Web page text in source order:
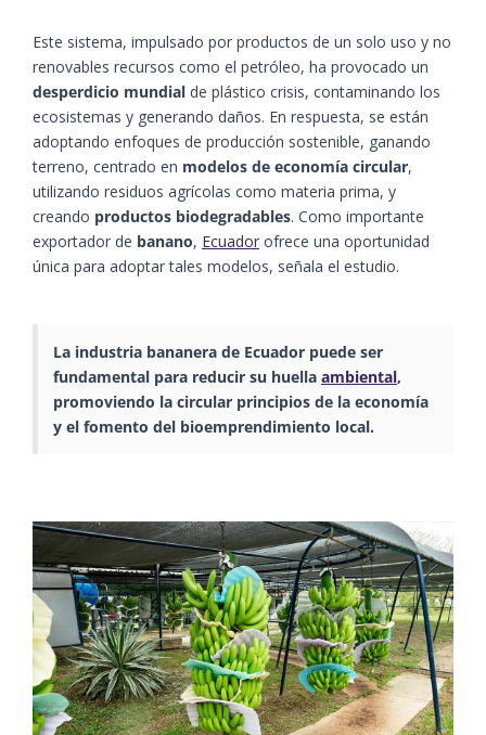
Este sistema, impulsado por productos de un solo uso y no
renovables recursos como el petróleo, ha provocado un
desperdicio mundial de plástico crisis, contaminando los
ecosistemas y generando daños. En respuesta, se están
adoptando enfoques de producción sostenible, ganando
terreno, centrado en modelos de economía circular,
utilizando residuos agrícolas como materia prima, y
creando productos biodegradables. Como importante
exportador de banano, Ecuador ofrece una oportunidad
única para adoptar tales modelos, señala el estudio.
La industria bananera de Ecuador puede ser
fundamental para reducir su huella ambiental,
promoviendo la circular principios de la economía
y el fomento del bioemprendimiento local.